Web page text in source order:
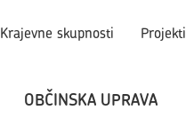
Krajevne skupnosti Projekti
OBČINSKA UPRAVA